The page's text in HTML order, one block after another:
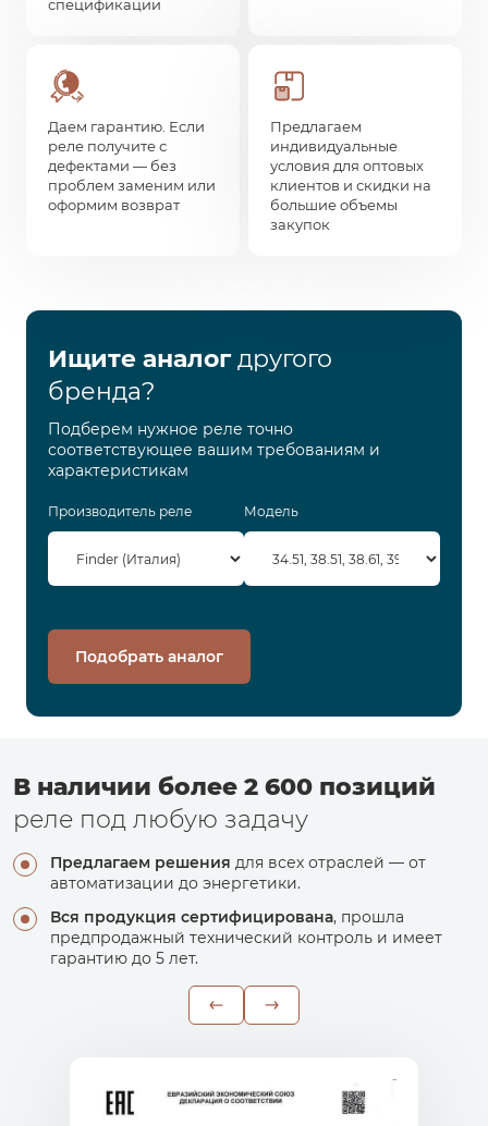
спецификации
Даем гарантию. Если
реле получите с
дефектами — без
проблем заменим или
оформим возврат
Предлагаем
индивидуальные
условия для оптовых
клиентов и скидки на
большие объемы
закупок
Ищите аналогдругого
бренда?
Подберем нужное реле точно
соответствующее вашим требованиям и
характеристикам
Производитель реле Модель
Подобрать аналог
В наличии более 2 600 позиций
реле под любую задачу
Предлагаем решения для всех отраслей — от
автоматизации до энергетики.
Вся продукция сертифицирована, прошла
предпродажный технический контроль и имеет
гарантию до 5 лет.